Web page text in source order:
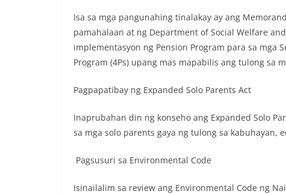
Isa sa mga pangunahing tinalakay ay ang
pamahalaan at ng Department of Social Welfare
implementasyon ng Pension Program para sa mga
Program (4Ps) upang mas mapabilis ang tulong sa
Pagpapatibay ng Expanded Solo Parents Act
Inaprubahan din ng konseho ang Expanded Solo
sa mga solo parents gaya ng tulong sa kabuhayan,
Pagsusuri sa Environmental Code
Isinailalim sa review ang Environmental Code ng